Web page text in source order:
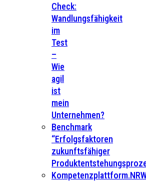
Check:
Wandlungsfähigkeit
im
Test
–
Wie
agil
ist
mein
Unternehmen?
Benchmark
“Erfolgsfaktoren
zukunftsfähiger